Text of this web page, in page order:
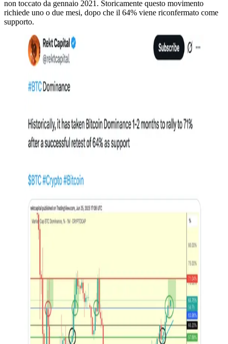
non toccato da gennaio 2021. Storicamente questo movimento
richiede uno o due mesi, dopo che il 64% viene riconfermato come
supporto.